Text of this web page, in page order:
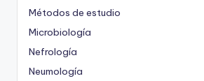
Métodos de estudio
Microbiología
Nefrología
Neumología